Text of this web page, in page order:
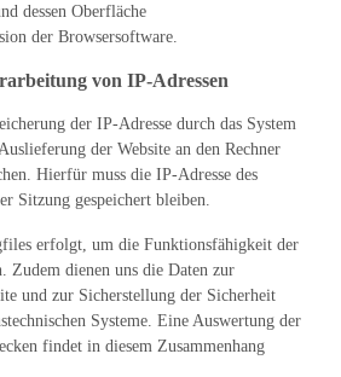
dessen Oberfläche
der Browsersoftware.
von IP-Adressen
der IP-Adresse durch das System
der Website an den Rechner
Hierfür muss die IP-Adresse des
Sitzung gespeichert bleiben.
erfolgt, um die Funktionsfähigkeit der
Zudem dienen uns die Daten zur
und zur Sicherstellung der Sicherheit
Systeme. Eine Auswertung der
findet in diesem Zusammenhang